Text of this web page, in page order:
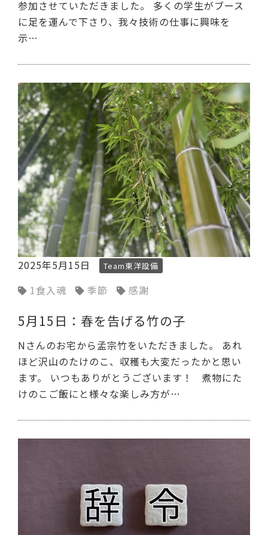
参加させていただきました。 多くの学生がブース
に足を運んで下さり、我々技術の仕事に興味を
示…
2025年5月15日 Team東洋設備
1食入魂 季節 感謝
5月15日：春を告げる竹の子
Nさんのお宅から孟宗竹をいただきました。 あれ
ほど沢山のたけのこ、収穫も大変だったかと思い
ます。 いつもありがとうございます！ 煮物にた
けのこご飯にと様々な楽しみ方が…